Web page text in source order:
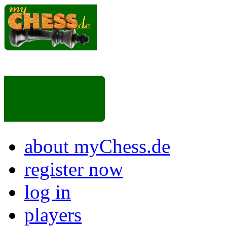
about myChess.de
register now
log in
players